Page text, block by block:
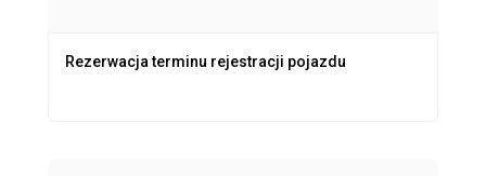
Rezerwacja terminu rejestracji pojazdu